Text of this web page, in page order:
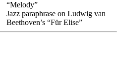
“Melody”
Jazz paraphrase on Ludwig van
Beethoven’s “Für Elise”